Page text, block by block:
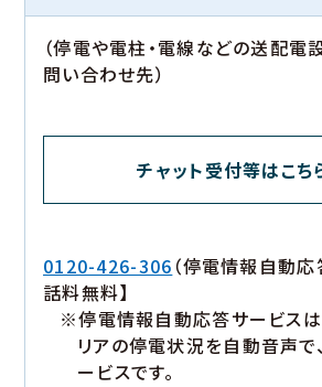
（停電や電柱・電線などの送配電
問い合わせ先）
チャット受付等はこち
0120-426-306 （停電情報自動応
話料無料】
※停電情報自動応答サービスは
リアの停電状況を自動音声で
ービスです。